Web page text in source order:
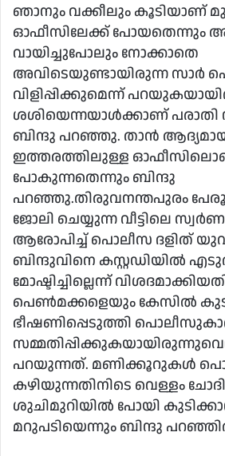
ഞാനും വക്കീലും കൂടിയാണ്
ഓഫീസിലേക്ക് പോയതെന്നും
വായിച്ചുപോലും നോക്കാതെ
അവിടെയുണ്ടായിരുന്ന സാര്‍
വിളിപ്പിക്കുമെന്ന്
ശശിയെന്നയാള്‍ക്കാണ്
ബിന്ദു പറഞ്ഞു. താൻ
ഇത്തരത്തിലുള്ള
പോകുന്നതെന്നും ബിന്ദു
പറഞ്ഞു.തിരുവനന്തപുരം
ജോലി ചെയ്യുന്ന വീട്ടിലെ
ആരോപിച്ച് പൊലീസ ദളിത്
ബിന്ദുവിനെ കസ്റ്റഡിയിൽ
മോഷ്ടിച്ചില്ലെന്ന്
പെൺമക്കളെയും കേസിൽ
ഭീഷണിപ്പെടുത്തി
പറയുന്നത്. മണിക്കൂറുകൾ
കഴിയുന്നതിനിടെ വെള്ളം
ശുചിമുറിയിൽ പോയി
മറുപടിയെന്നും ബിന്ദു